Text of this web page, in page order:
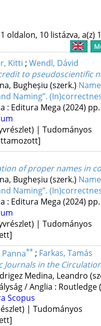
oldalon, 10 listázva, a(z)
Kitti ; Wendl, Dávid
to pseudoscientific
Bugheșiu (szerk.)
Naming”.
: Editura Mega (2024)
| Tudományos
of proper names in
Bugheșiu (szerk.)
Naming”.
: Editura Mega (2024)
| Tudományos
Panna** ; Farkas, Tamás
Journals in the
Medina, Leandro
/ Anglia : Routledge
Scopus
| Tudományos